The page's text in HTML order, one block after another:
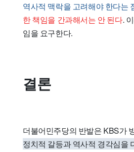
역사적 맥락을 고려해야 한다는
한 책임을 간과해서는 안 된다.
임을 요구한다.
결론
더불어민주당의 반발은 KBS가
정치적 갈등과 역사적 경각심을